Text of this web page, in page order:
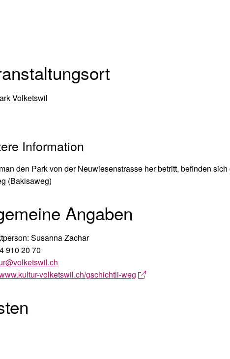
Volketswil
Information
den Park von der Neuwiesenstrasse her betritt, befinden
(Bakisaweg)
Angaben
Susanna Zachar
910 20 70
@volketswil.ch
volketswil.ch/gschichtli-weg